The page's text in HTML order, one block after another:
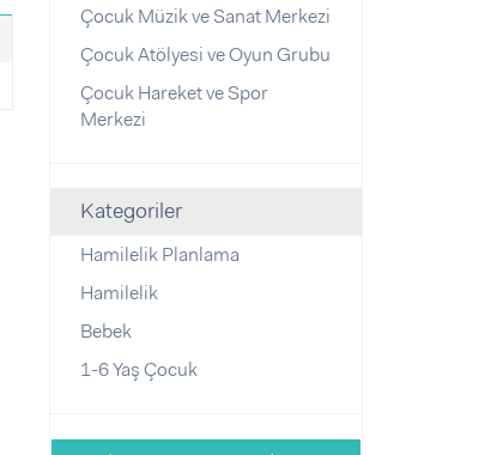
Çocuk Müzik ve Sanat Merkezi
Çocuk Atölyesi ve Oyun Grubu
Çocuk Hareket ve Spor
Merkezi
Kategoriler
Hamilelik Planlama
Hamilelik
Bebek
1-6 Yaş Çocuk